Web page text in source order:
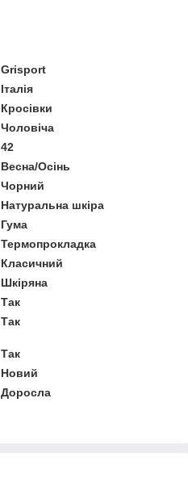
Grisport
Італія
Кросівки
Чоловіча
42
Весна/Осінь
Чорний
Натуральна шкіра
Гума
Термопрокладка
Класичний
Шкіряна
Так
Так
Так
Новий
Доросла